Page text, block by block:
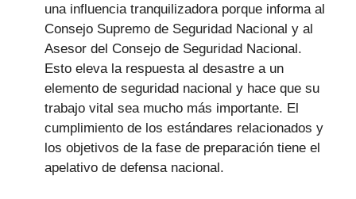
una influencia tranquilizadora porque informa al
Consejo Supremo de Seguridad Nacional y al
Asesor del Consejo de Seguridad Nacional.
Esto eleva la respuesta al desastre a un
elemento de seguridad nacional y hace que su
trabajo vital sea mucho más importante. El
cumplimiento de los estándares relacionados y
los objetivos de la fase de preparación tiene el
apelativo de defensa nacional.